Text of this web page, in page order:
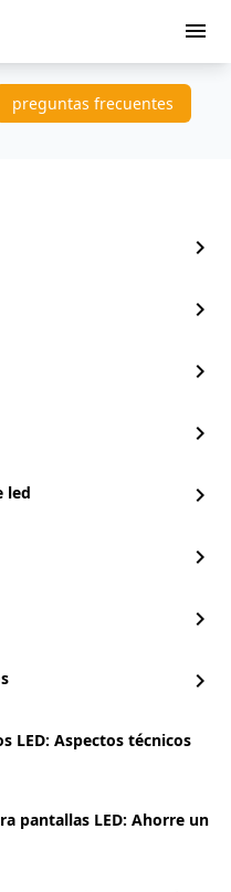
menu
preguntas frecuentes
chevron_right
chevron_right
chevron_right
chevron_right
led chevron_right
chevron_right
chevron_right
chevron_right
LED: Aspectos técnicos
pantallas LED: Ahorre un